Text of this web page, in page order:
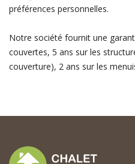
préférences personnelles.
Notre société fournit une
couvertes, 5 ans sur les
couverture), 2 ans sur les